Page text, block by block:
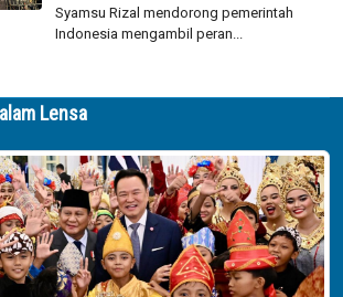
Syamsu Rizal mendorong pemerintah
Indonesia mengambil peran...
Lensa